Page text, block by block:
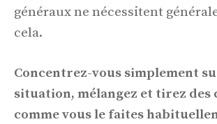
généraux ne nécessitent
cela.
Concentrez-vous simplement
situation, mélangez et tirez des
comme vous le faites